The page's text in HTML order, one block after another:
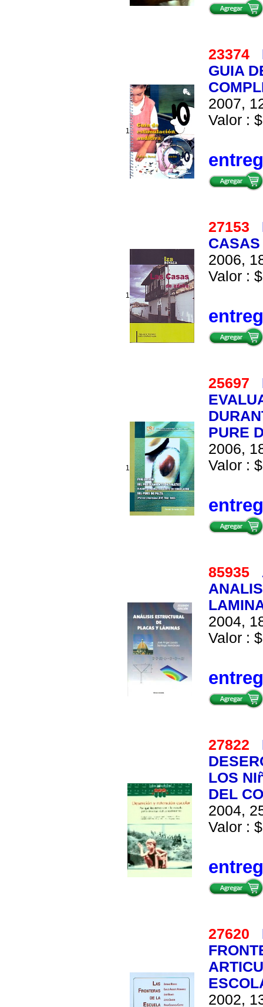
1
23374
GUIA
2007,
Valor :
1
27153
2006,
Valor :
1
25697
PURE
2006,
Valor :
85935
2004,
Valor :
27822
LOS
DEL
2004,
Valor :
27620
2002,